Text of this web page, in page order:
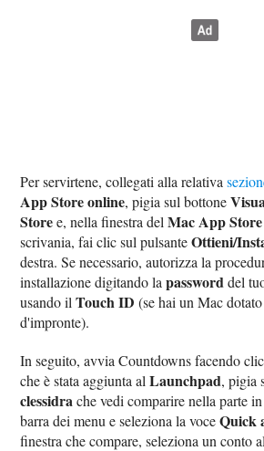
Per servirtene, collegati alla relativa
App Store online, pigia sul bottone
Storee, nella finestra delMac App Store
scrivania, fai clic sul pulsanteOttieni/
destra. Se necessario, autorizza la
installazione digitando lapassworddel
usando ilTouch ID (se hai un Mac
d'impronte).
In seguito, avvia Countdowns facendo
che è stata aggiunta alLaunchpad, pigia
clessidrache vedi comparire nella parte
barra dei menu e seleziona la voceQuick
finestra che compare, seleziona un conto